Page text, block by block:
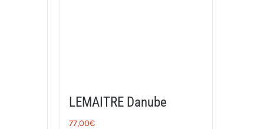
LEMAITRE Danube
77,00€